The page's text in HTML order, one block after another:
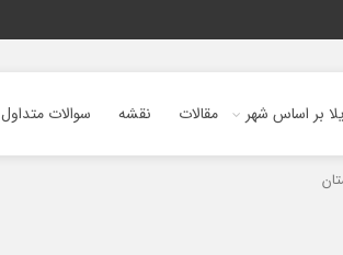
بر اساس شهر مقالات نقشه سوالات متداول